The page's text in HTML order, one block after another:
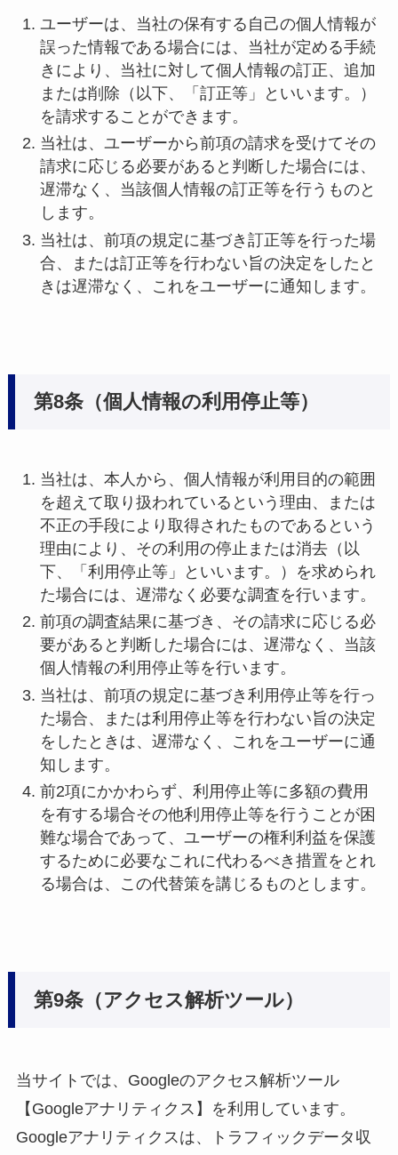
ユーザーは、当社の保有する自己の個人情報が
誤った情報である場合には、当社が定める手続
きにより、当社に対して個人情報の訂正、追加
または削除（以下、「訂正等」といいます。）
を請求することができます。
当社は、ユーザーから前項の請求を受けてその
請求に応じる必要があると判断した場合には、
遅滞なく、当該個人情報の訂正等を行うものと
します。
当社は、前項の規定に基づき訂正等を行った場
合、または訂正等を行わない旨の決定をしたと
きは遅滞なく、これをユーザーに通知します。
第8条（個人情報の利用停止等）
当社は、本人から、個人情報が利用目的の範囲
を超えて取り扱われているという理由、または
不正の手段により取得されたものであるという
理由により、その利用の停止または消去（以
下、「利用停止等」といいます。）を求められ
た場合には、遅滞なく必要な調査を行います。
前項の調査結果に基づき、その請求に応じる必
要があると判断した場合には、遅滞なく、当該
個人情報の利用停止等を行います。
当社は、前項の規定に基づき利用停止等を行っ
た場合、または利用停止等を行わない旨の決定
をしたときは、遅滞なく、これをユーザーに通
知します。
前2項にかかわらず、利用停止等に多額の費用
を有する場合その他利用停止等を行うことが困
難な場合であって、ユーザーの権利利益を保護
するために必要なこれに代わるべき措置をとれ
る場合は、この代替策を講じるものとします。
第9条（アクセス解析ツール）
当サイトでは、Googleのアクセス解析ツール
【Googleアナリティクス】を利用しています。
Googleアナリティクスは、トラフィックデータ収